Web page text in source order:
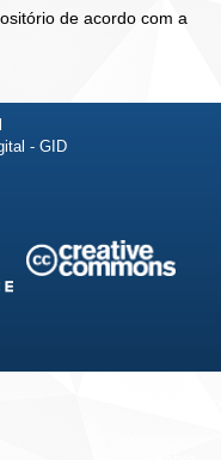
de acordo com a
- GID